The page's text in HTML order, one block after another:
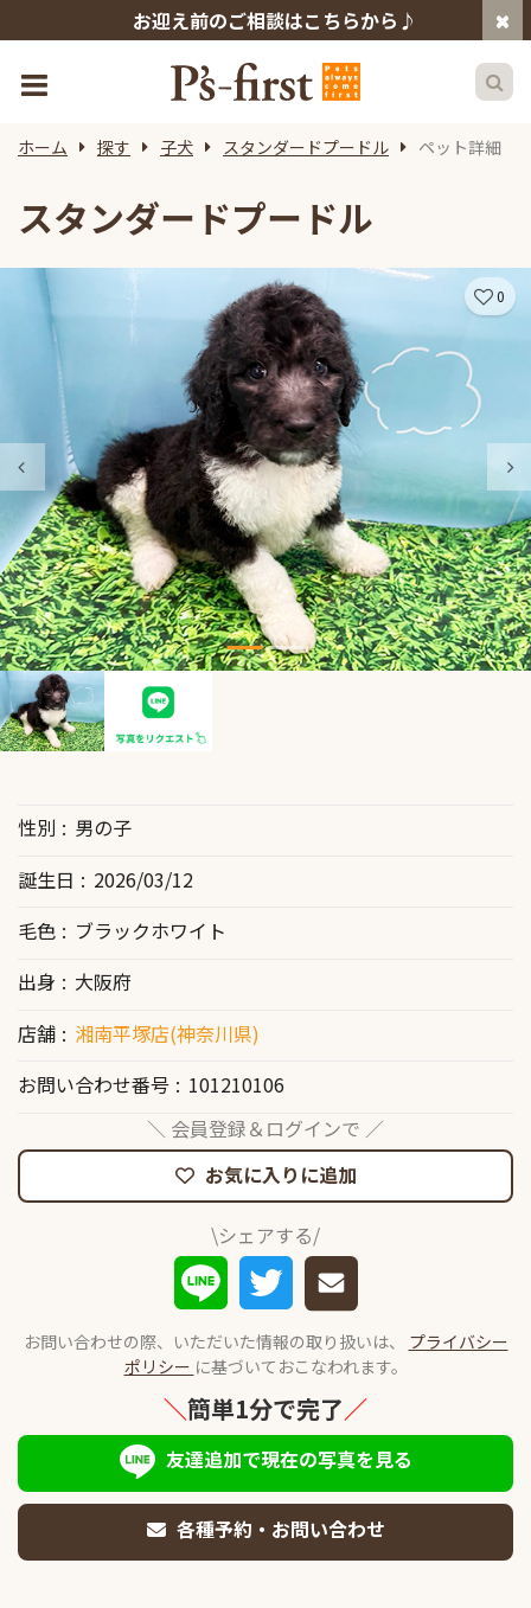
お迎え前のご相談はこちらから♪
ホーム 探す 子犬 スタンダードプードル ペット詳細
スタンダードプードル
0
性別
男の子
誕生日
2026/03/12
毛色
ブラックホワイト
出身
大阪府
店舗
湘南平塚店(神奈川県)
お問い合わせ番号
101210106
＼ 会員登録＆ログインで ／
お気に入りに追加
\シェアする/
お問い合わせの際、いただいた情報の取り扱いは、 プライバシー
ポリシー に基づいておこなわれます。
＼簡単1分で完了／
友達追加で現在の写真を見る
各種予約・お問い合わせ